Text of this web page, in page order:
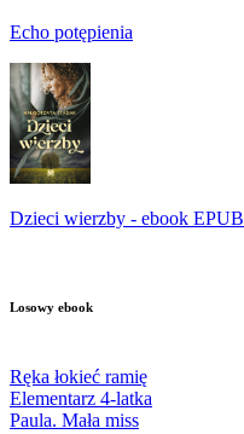
Echo potępienia
Dzieci wierzby - ebook EPUB
Losowy ebook
Ręka łokieć ramię
Elementarz 4-latka
Paula. Mała miss